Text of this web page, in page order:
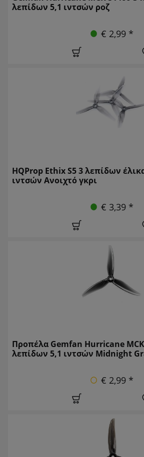
λεπίδων 5,1 ιντσών ροζ
€ 2,99 *
HQProp Ethix S5 3 λεπίδων
ιντσών Ανοιχτό γκρι
€ 3,39 *
Προπέλα Gemfan Hurricane MCK
λεπίδων 5,1 ιντσών Midnight
€ 2,99 *